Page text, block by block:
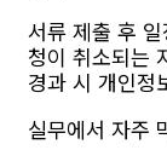
서류 제출 후
청이 취소되는
경과 시 개인정
실무에서 자주